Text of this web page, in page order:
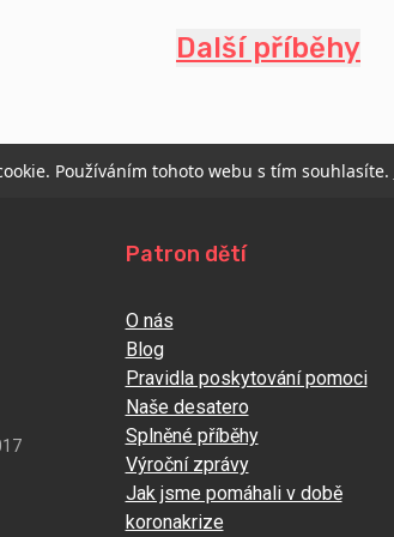
Další příběhy
Používáním tohoto webu s tím souhlasíte.
Patron dětí
O nás
Blog
Pravidla poskytování pomoci
Naše desatero
Splněné příběhy
Výroční zprávy
Jak jsme pomáhali v době
koronakrize